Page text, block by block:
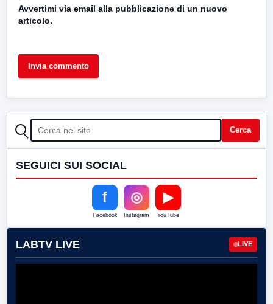
Avvertimi via email alla pubblicazione di un nuovo
articolo.
CERCA Cerca
SEGUICI SUI SOCIAL
f
Facebook
◎
Instagram
▶
YouTube
LABTV LIVE LIVE